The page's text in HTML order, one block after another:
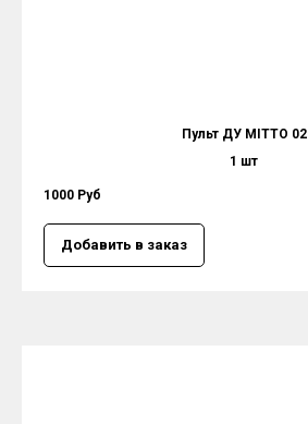
Пульт ДУ MITTO 02
1 шт
1000 Руб
Добавить в заказ